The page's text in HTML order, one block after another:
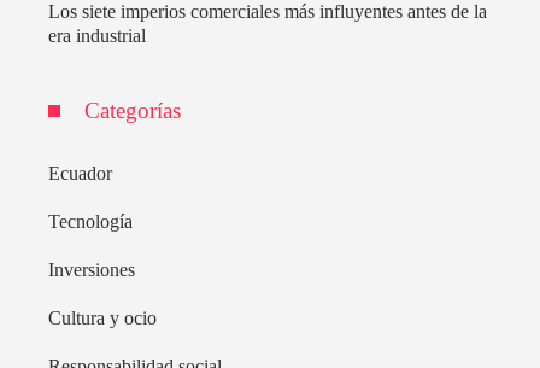
Los siete imperios comerciales más influyentes antes de la
era industrial
Categorías
Ecuador
Tecnología
Inversiones
Cultura y ocio